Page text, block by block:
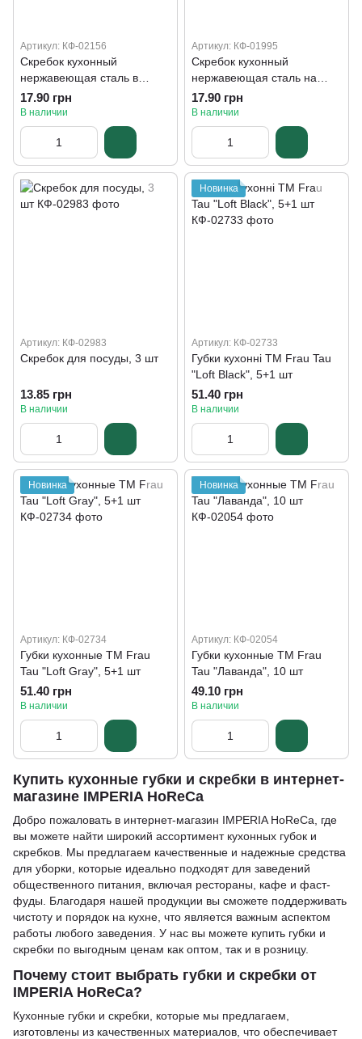
Артикул: КФ-02156
Скребок кухонный
нержавеющая сталь в
пакете ТМ "Frau Tau", 1шт
17.90 грн
В наличии
Артикул: КФ-01995
Скребок кухонный
нержавеющая сталь на
планшете ТМ "FrauTau",
1шт
17.90 грн
В наличии
Артикул: КФ-02983
Скребок для посуды, 3 шт
13.85 грн
В наличии
Новинка
Артикул: КФ-02733
Губки кухонні TM Frau Tau
"Loft Black", 5+1 шт
51.40 грн
В наличии
Новинка
Артикул: КФ-02734
Губки кухонные TM Frau
Tau "Loft Gray", 5+1 шт
51.40 грн
В наличии
Новинка
Артикул: КФ-02054
Губки кухонные TM Frau
Tau "Лаванда", 10 шт
49.10 грн
В наличии
Купить кухонные губки и скребки в интернет-
магазине IMPERIA HoReCa
Добро пожаловать в интернет-магазин IMPERIA HoReCa, где
вы можете найти широкий ассортимент кухонных губок и
скребков. Мы предлагаем качественные и надежные средства
для уборки, которые идеально подходят для заведений
общественного питания, включая рестораны, кафе и фаст-
фуды. Благодаря нашей продукции вы сможете поддерживать
чистоту и порядок на кухне, что является важным аспектом
работы любого заведения. У нас вы можете купить губки и
скребки по выгодным ценам как оптом, так и в розницу.
Почему стоит выбрать губки и скребки от
IMPERIA HoReCa?
Кухонные губки и скребки, которые мы предлагаем,
изготовлены из качественных материалов, что обеспечивает